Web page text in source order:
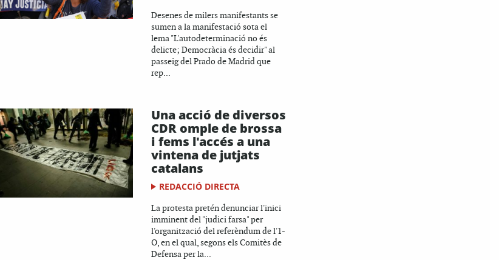
Desenes de milers manifestants se
sumen a la manifestació sota el
lema "L'autodeterminació no és
delicte; Democràcia és decidir" al
passeig del Prado de Madrid que
rep...
Una acció de diversos
CDR omple de brossa
i fems l'accés a una
vintena de jutjats
catalans
REDACCIÓ DIRECTA
La protesta pretén denunciar l'inici
imminent del "judici farsa" per
l'organització del referèndum de l'1-
O, en el qual, segons els Comitès de
Defensa per la...